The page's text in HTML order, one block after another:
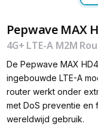
Pepwave MAX
4G+ LTE-A M2M
De Pepwave MAX
ingebouwde LTE-A
router werkt onder
met DoS preventie en
wereldwijd gebruik.